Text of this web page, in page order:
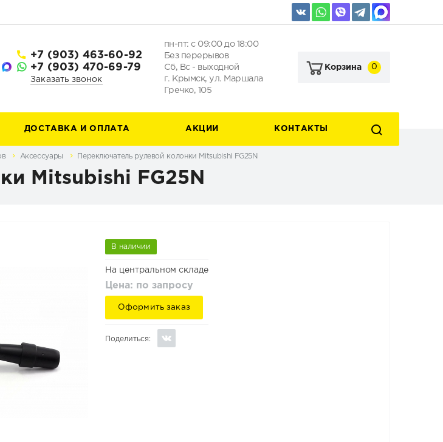
+7 (903) 463-60-92
+7 (903) 470-69-79
Заказать звонок
пн-пт: с 09:00 до 18:00
Без перерывов
Сб, Вс - выходной
г. Крымск, ул. Маршала
Гречко, 105
Корзина 0
ДОСТАВКА И ОПЛАТА АКЦИИ КОНТАКТЫ
Аксессуары Переключатель рулевой колонки Mitsubishi FG25N
Mitsubishi FG25N
В наличии
На центральном складе
Цена: по запросу
Оформить заказ
Поделиться: